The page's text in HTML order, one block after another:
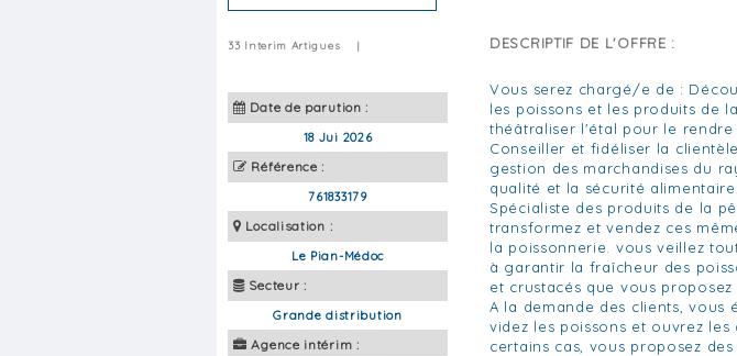
33 Interim Artigues |
Date de parution :
18 Jui 2026
Référence :
761833179
Localisation :
Le Pian-Médoc
Secteur :
Grande distribution
Agence intérim :
DESCRIPTIF DE L'OFFRE :
Vous serez chargé/e de :
les poissons et les produits de
théâtraliser l'étal pour le
Conseiller et fidéliser la
gestion des marchandises du
qualité et la sécurité
Spécialiste des produits de la
transformez et vendez ces
la poissonnerie. vous veillez
à garantir la fraîcheur des
et crustacés que vous proposez
A la demande des clients, vous
videz les poissons et ouvrez les
certains cas, vous proposez